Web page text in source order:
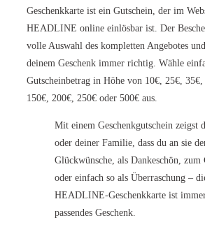
Geschenkkarte ist ein Gutschein, der im
HEADLINE online einlösbar ist. Der
volle Auswahl des kompletten Angebotes
deinem Geschenk immer richtig. Wähle
Gutscheinbetrag in Höhe von 10€, 25€,
150€, 200€, 250€ oder 500€ aus.
Mit einem Geschenkgutschein zeigst
oder deiner Familie, dass du an sie
Glückwünsche, als Dankeschön, zum
oder einfach so als Überraschung –
HEADLINE-Geschenkkarte ist
passendes Geschenk.